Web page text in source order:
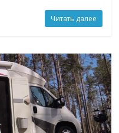
Читать далее